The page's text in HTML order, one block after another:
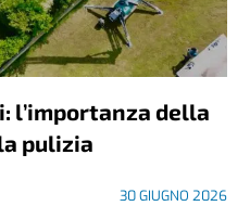
l’importanza della
pulizia
30 GIUGNO 2026